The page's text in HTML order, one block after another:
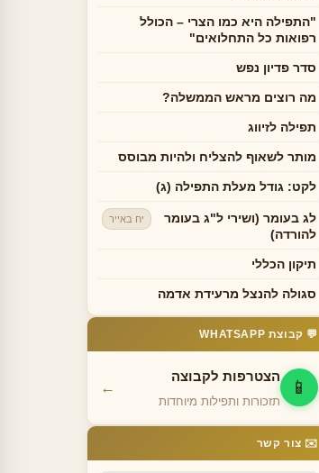
"התפילה היא כמו הצרי – הכולל
רפואות כל התחלואים"
סדר פדיון נפש
מה רוצים מראש הממשלה?
תפילה לזיווג
מותר לשאוף להצליח ולהיות מבוסס
לקט: גודל מעלת התפילה (ג)
לג בעומר (ושירי ל"ג בעומר
להורדה)
יח באייר
תיקון הכללי
סגולה להנצל מרעידת אדמה
💬 קבוצת WHATSAPP
📱
הצטרפות לקבוצה
תזכורות ותפילות מיוחדות
←
✉️ צור קשר